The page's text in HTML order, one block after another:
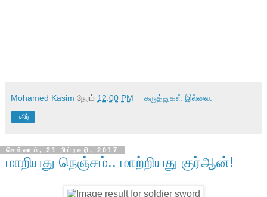
Mohamed Kasim நேரம் 12:00 PM கருத்துகள் இல்லை:
பகிர்
செவ்வாய், 21 பிப்ரவரி, 2017
மாறியது நெஞ்சம்.. மாற்றியது குர்ஆன்!